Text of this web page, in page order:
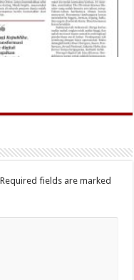
Required fields are marked